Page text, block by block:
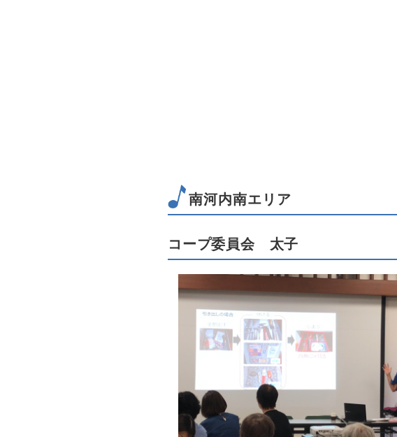
南河内南エリア
コープ委員会 太子